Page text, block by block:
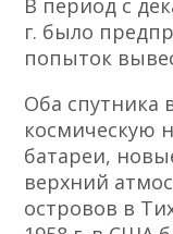
В период с
г. было
попыток
Оба спутника
космическую
батареи,
верхний
островов в